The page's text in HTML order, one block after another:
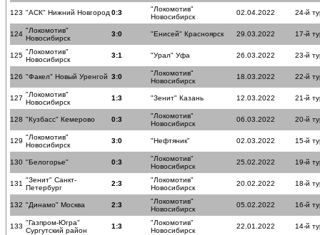
123 "АСК" Нижний Новгород 0:3
"Локомотив"
Новосибирск
02.04.2022 24-й
124 "Локомотив"
Новосибирск
3:0 "Енисей" Красноярск 29.03.2022 17-й
125 "Локомотив"
Новосибирск
3:1 "Урал" Уфа 26.03.2022 23-й
126 "Факел" Новый Уренгой 3:0
"Локомотив"
Новосибирск
18.03.2022 22-й
127 "Локомотив"
Новосибирск
1:3 "Зенит" Казань 12.03.2022 21-й
128 "Кузбасс" Кемерово 0:3
"Локомотив"
Новосибирск
06.03.2022 20-й
129 "Локомотив"
Новосибирск
3:0 "Нефтяник" 02.03.2022 15-й
130 "Белогорье" 0:3
"Локомотив"
Новосибирск
25.02.2022 19-й
131 "Зенит" Санкт-
Петербург
2:3
"Локомотив"
Новосибирск
20.02.2022 18-й
132 "Динамо" Москва 2:3
"Локомотив"
Новосибирск
05.02.2022 16-й
133 "Газпром-Югра"
Сургутский район
1:3
"Локомотив"
Новосибирск
22.01.2022 14-й